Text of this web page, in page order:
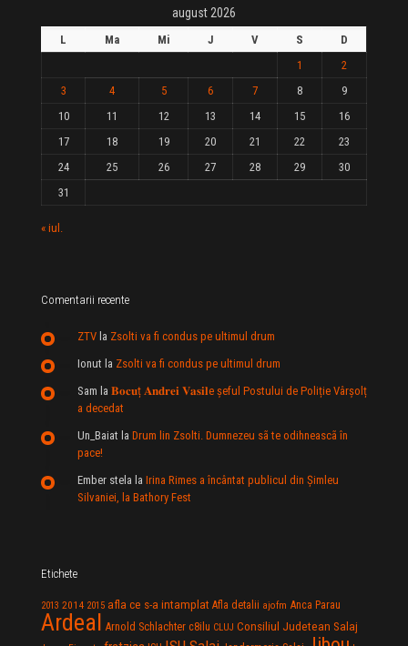
august 2026
L Ma Mi J V S
D
1
2
3
4 5 6 7 8
9
10
11 12 13 14 15
16
17
18 19 20 21 22
23
24
25 26 27 28 29
30
31
« iul.
Comentarii recente
ZTV la Zsolti va fi condus pe ultimul drum
Ionut la Zsolti va fi condus pe ultimul drum
Sam la 𝐁𝐨𝐜𝐮ț 𝐀𝐧𝐝𝐫𝐞𝐢 𝐕𝐚𝐬𝐢𝐥e şeful Postului de Poliție Vârșolț
a decedat
Un_Baiat la Drum lin Zsolti. Dumnezeu sã te odihneascã în
pace!
Ember stela la Irina Rimes a încântat publicul din Şimleu
Silvaniei, la Bathory Fest
Etichete
2013 2014 2015 afla ce s-a intamplat Afla detalii ajofm Anca Parau
Ardeal Arnold Schlachter c8ilu CLUJ Consiliul Judetean Salaj